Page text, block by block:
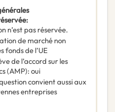
:
n’est pas réservée.
de marché non
fonds de l’UE
de l’accord sur les
(AMP): oui
convient aussi aux
entreprises